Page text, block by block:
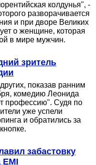
колдунья", -
разворачивается
и при дворе Великих
о женщине, которая
в мире мужчин.
зритель
показав ранним
комедию Леонида
профессию". Судя по
уже успели
и обратились за
забастовку